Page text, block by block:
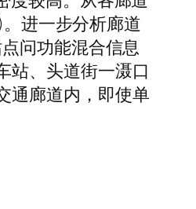
进一步分析廊道
问功能混合信息
站、头道街一滠口
通廊道内，即使单